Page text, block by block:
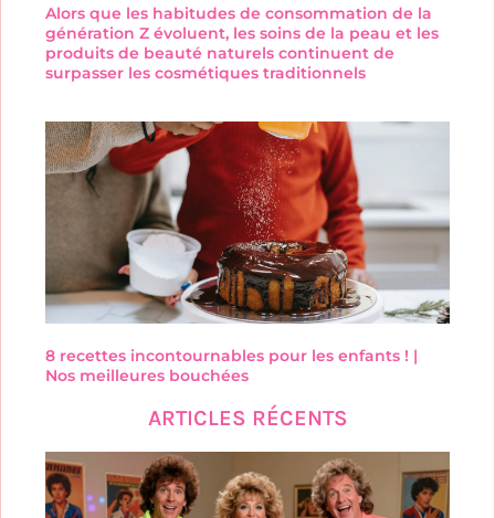
Alors que les habitudes de consommation de la
génération Z évoluent, les soins de la peau et les
produits de beauté naturels continuent de
surpasser les cosmétiques traditionnels
8 recettes incontournables pour les enfants ! |
Nos meilleures bouchées
ARTICLES RÉCENTS